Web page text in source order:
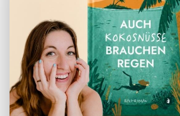
Manuela
18. September 2024
Ich möchte unbedingt den
Miarta zu hundert Prozent
weiterempfehlen. Wir waren im